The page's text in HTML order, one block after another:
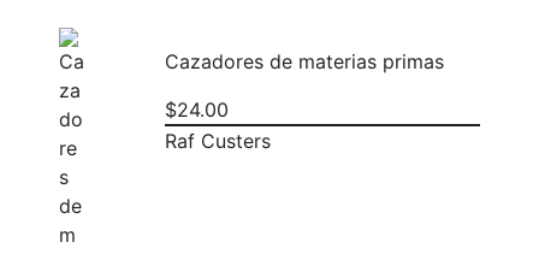
Cazadores de materias primas
$24.00
Raf Custers